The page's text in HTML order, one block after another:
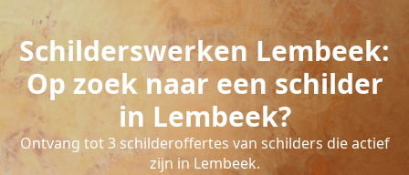
Schilderswerken Lembeek:
Op zoek naar een schilder
in Lembeek?
Ontvang tot 3 schilderoffertes van schilders die actief
zijn in Lembeek.